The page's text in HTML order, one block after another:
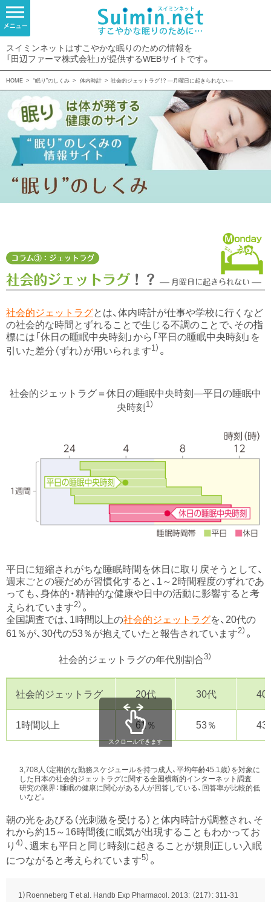
スイミンネットはすこやかな眠りのための情報を
「田辺ファーマ株式会社」が提供するWEBサイトです。
HOME > “眠り”のしくみ > 体内時計 > 社会的ジェットラグ！？ —月曜日に起きられない—
社会的ジェットラグとは、体内時計が仕事や学校に行くなど
の社会的な時間とずれることで生じる不調のことで、その指
標には「休日の睡眠中央時刻」から「平日の睡眠中央時刻」を
引いた差分（ずれ）が用いられます1） 。
社会的ジェットラグ＝休日の睡眠中央時刻—平日の睡眠中
央時刻1）
平日に短縮されがちな睡眠時間を休日に取り戻そうとして、
週末ごとの寝だめが習慣化すると、1～2時間程度のずれであ
っても、身体的・精神的な健康や日中の活動に影響すると考
えられています2） 。
全国調査では、1時間以上の社会的ジェットラグを、20代の
61％が、30代の53％が抱えていたと報告されています2） 。
社会的ジェットラグの年代別割合3）
社会的ジェットラグ 20代 30代 40
1時間以上 61％ 53％ 43
スクロールできます
3,708人（定期的な勤務スケジュールを持つ成⼈、平均年齢45.1歳）を対象に
した日本の社会的ジェットラグに関する全国横断的インターネット調査
研究の限界：睡眠の健康に関⼼がある⼈が回答している、回答率が⽐較的低
いなど。
朝の光をあびる（光刺激を受ける）と体内時計が調整され、そ
れから約15～16時間後に眠気が出現することもわかってお
り 4） 、週末も平日と同じ時刻に起きることが規則正しい入眠
につながると考えられています5） 。
1）Roenneberg T et al. Handb Exp Pharmacol. 2013: （217）: 311-31